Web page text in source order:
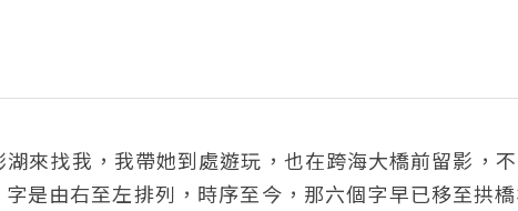
來找我，我帶她到處遊玩，也在跨海大橋前留影，
是由右至左排列，時序至今，那六個字早已移至拱